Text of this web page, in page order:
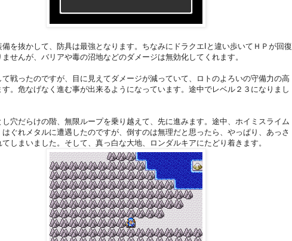
備を抜かして、防具は最強となります。ちなみにドラクエIと違い歩いてＨＰが回復
せんが、バリアや毒の沼地などのダメージは無効化してくれます。
て戦ったのですが、目に見えてダメージが減っていて、ロトのよろいの守備力の高
す。危なげなく進む事が出来るようになっています。途中でレベル２３になりまし
し穴だらけの階、無限ループを乗り越えて、先に進みます。途中、ホイミスライム
はぐれメタルに遭遇したのですが、倒すのは無理だと思ったら、やっぱり、あっさ
てしまいました。そして、真っ白な大地、ロンダルキアにたどり着きます。